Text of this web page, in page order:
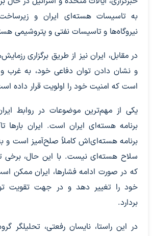
به تاسیسات هسته‌ای ایران و
نیروگاه‌ها و تاسیسات نفتی و پتروشیمی
در مقابل، ایران نیز از طریق برگزاری
و نشان دادن توان دفاعی خود، به غرب و
است که امنیت خود را اولویت قرار داده
یکی از مهم‌ترین موضوعات در روابط
برنامه هسته‌ای ایران است. ایران بارها
برنامه هسته‌ای‌اش کاملاً صلح‌آمیز است و
سلاح هسته‌ای نیست. با این حال، برخی
که در صورت ادامه فشارها، ایران ممکن
خود را تغییر دهد و در جهت تقویت
بردارد.
در این راستا، نایسان رفعتی، تحلیلگر